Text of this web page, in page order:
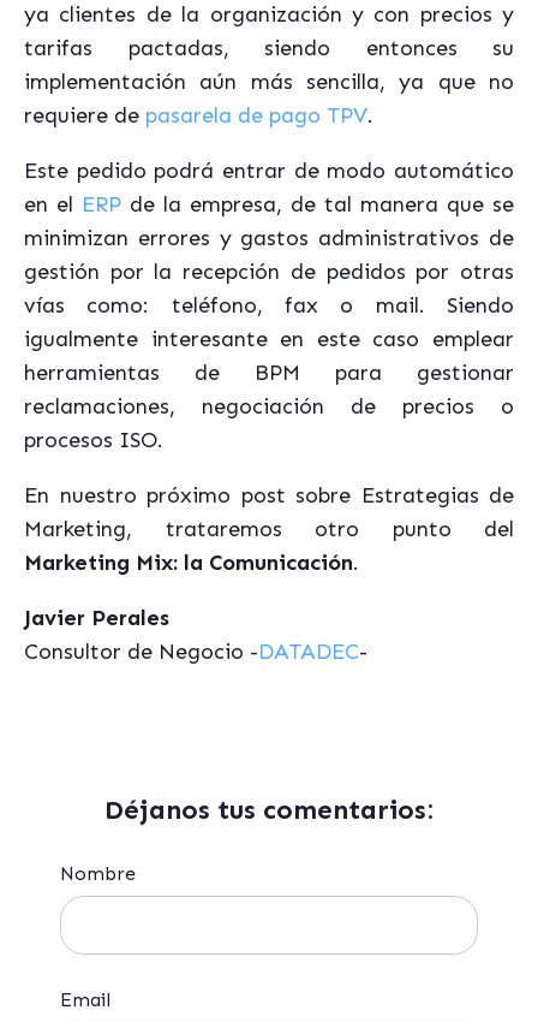
ya clientes de la organización y con precios y
tarifas pactadas, siendo entonces su
implementación aún más sencilla, ya que no
requiere de pasarela de pago TPV.
Este pedido podrá entrar de modo automático
en el ERP de la empresa, de tal manera que se
minimizan errores y gastos administrativos de
gestión por la recepción de pedidos por otras
vías como: teléfono, fax o mail. Siendo
igualmente interesante en este caso emplear
herramientas de BPM para gestionar
reclamaciones, negociación de precios o
procesos ISO.
En nuestro próximo post sobre Estrategias de
Marketing, trataremos otro punto del
Marketing Mix: la Comunicación.
Javier Perales
Consultor de Negocio -DATADEC-
Déjanos tus comentarios:
Nombre
Email